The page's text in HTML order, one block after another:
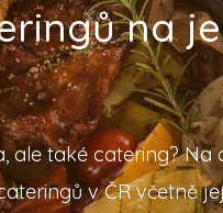
na
ale také catering? Na
v ČR včetně